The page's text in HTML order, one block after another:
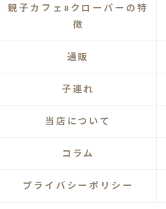
親子カフェ8クローバーの特
徴
通販
子連れ
当店について
コラム
プライバシーポリシー